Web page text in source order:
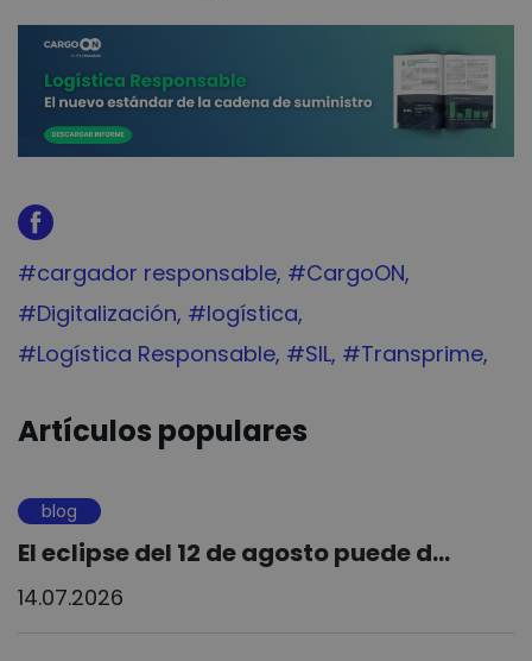
Tag:
#cargador responsable Tag:
#CargoON
Tag:
#Digitalización Tag:
#logística
Tag:
#Logística Responsable Tag:
#SIL Tag:
#Transprime
Artículos populares
blog
El eclipse del 12 de agosto puede d...
14.07.2026